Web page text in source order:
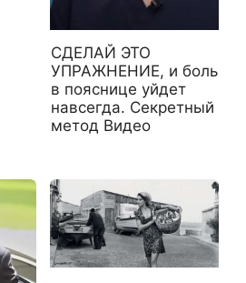
СДЕЛАЙ ЭТО
УПРАЖНЕНИЕ, и боль
в пояснице уйдет
навсегда. Секретный
метод Видео